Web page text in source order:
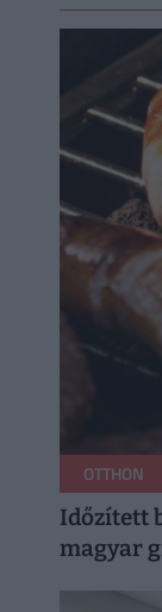
OTTHON
Időzített
magyar